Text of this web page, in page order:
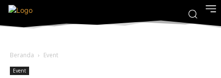
Beranda Event
Event